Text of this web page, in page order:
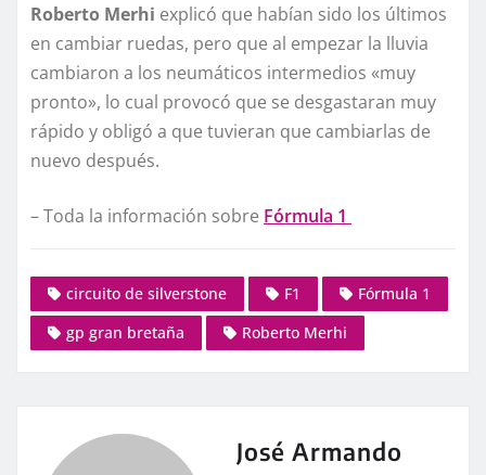
Roberto Merhi explicó que habían sido los últimos
en cambiar ruedas, pero que al empezar la lluvia
cambiaron a los neumáticos intermedios «muy
pronto», lo cual provocó que se desgastaran muy
rápido y obligó a que tuvieran que cambiarlas de
nuevo después.
– Toda la información sobre Fórmula 1
circuito de silverstone F1
Fórmula 1
gp gran bretaña
Roberto Merhi
José Armando